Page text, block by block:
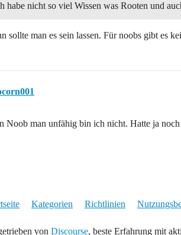
habe nicht so viel Wissen was Rooten und
sollte man es sein lassen. Für noobs gibt es
Noob man unfähig bin ich nicht. Hatte ja
Kategorien Richtlinien
von Discourse, beste Erfahrung mit